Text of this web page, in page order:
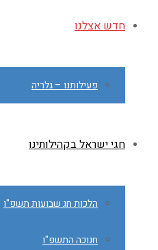
חדש אצלנו
פעילותנו – גלריה
חגי ישראל בקהילותינו
הלכות חג שבועות תשפ"ו
חנוכה התשפ"ו